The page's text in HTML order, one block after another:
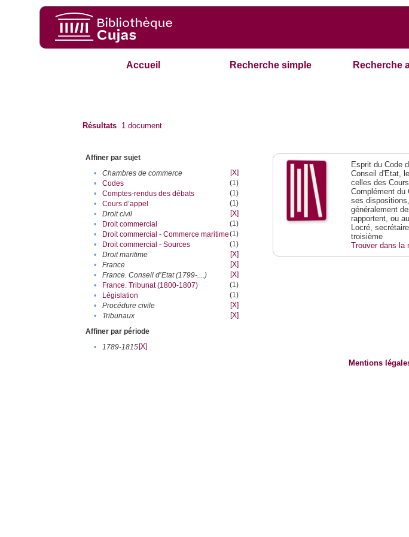
Accueil Recherche simple Recherche
Résultats 1 document
Affiner par sujet
•
Chambres de commerce
[X]
•
Codes
(1)
•
Comptes-rendus des débats
(1)
•
Cours d’appel
(1)
•
Droit civil
[X]
•
Droit commercial
(1)
•
Droit commercial - Commerce maritime(1)
•
Droit commercial - Sources
(1)
•
Droit maritime
[X]
•
France
[X]
•
France. Conseil d’Etat (1799-....)
[X]
•
France. Tribunat (1800-1807)
(1)
•
Législation
(1)
•
Procédure civile
[X]
•
Tribunaux
[X]
Affiner par période
•
1789-1815[X]
Esprit du Code
Conseil d'Etat,
celles des
Complément du
ses
généralement
rapportent, ou
Locré,
troisième
Trouver dans la
Mentions